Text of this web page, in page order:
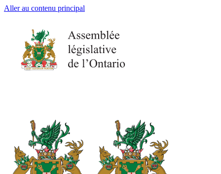
Aller au contenu principal